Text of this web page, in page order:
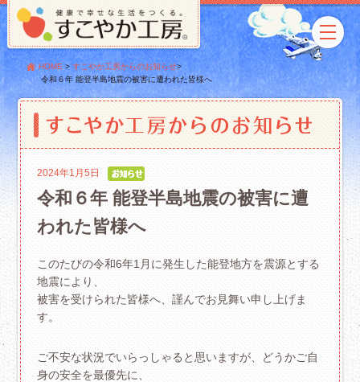
HOME> すこやか工房からのお知らせ>
令和６年 能登半島地震の被害に遭われた皆様へ
2024年1月5日
令和６年 能登半島地震の被害に遭
われた皆様へ
このたびの令和6年1月に発生した能登地方を震源とする
地震により、
被害を受けられた皆様へ、謹んでお見舞い申し上げま
す。
ご不安な状況でいらっしゃると思いますが、どうかご自
身の安全を最優先に、